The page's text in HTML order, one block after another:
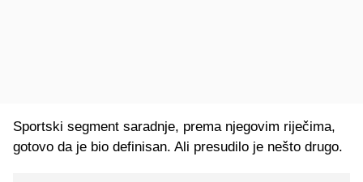
Sportski segment saradnje, prema njegovim riječima,
gotovo da je bio definisan. Ali presudilo je nešto drugo.